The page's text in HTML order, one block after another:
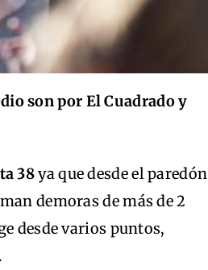
son por El Cuadrado y
38ya que desde el paredón
demoras de más de 2
desde varios puntos,